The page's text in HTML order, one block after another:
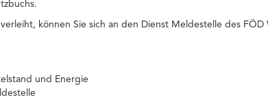
können Sie sich an den Dienst Meldestelle des FÖD
und Energie